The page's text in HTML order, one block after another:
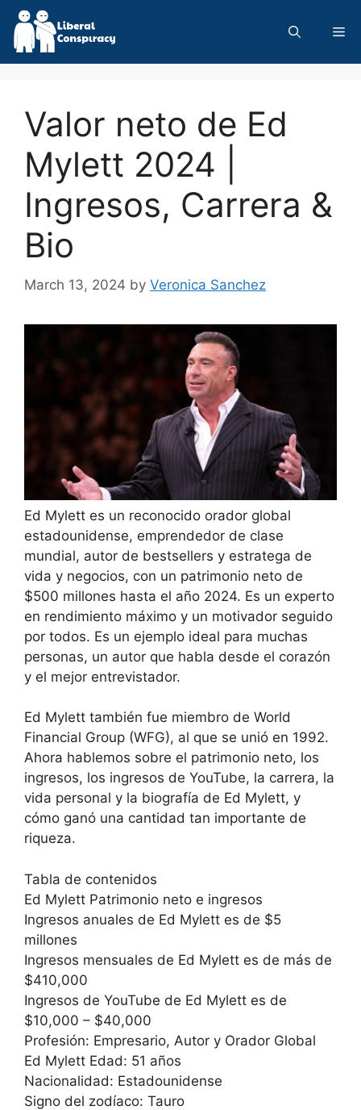
Skip
content
Valor neto de Ed
Mylett 2024 |
Ingresos, Carrera &
Bio
March 13, 2024 by Veronica Sanchez
Ed Mylett es un reconocido orador global
estadounidense, emprendedor de clase
mundial, autor de bestsellers y estratega de
vida y negocios, con un patrimonio neto de
$500 millones hasta el año 2024. Es un experto
en rendimiento máximo y un motivador seguido
por todos. Es un ejemplo ideal para muchas
personas, un autor que habla desde el corazón
y el mejor entrevistador.
Ed Mylett también fue miembro de World
Financial Group (WFG), al que se unió en 1992.
Ahora hablemos sobre el patrimonio neto, los
ingresos, los ingresos de YouTube, la carrera, la
vida personal y la biografía de Ed Mylett, y
cómo ganó una cantidad tan importante de
riqueza.
Tabla de contenidos
Ed Mylett Patrimonio neto e ingresos
Ingresos anuales de Ed Mylett es de $5
millones
Ingresos mensuales de Ed Mylett es de más de
$410,000
Ingresos de YouTube de Ed Mylett es de
$10,000 – $40,000
Profesión: Empresario, Autor y Orador Global
Ed Mylett Edad: 51 años
Nacionalidad: Estadounidense
Signo del zodíaco: Tauro